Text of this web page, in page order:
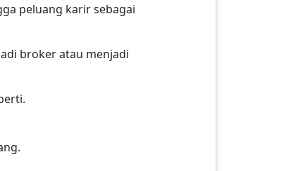
peluang karir sebagai
broker atau menjadi